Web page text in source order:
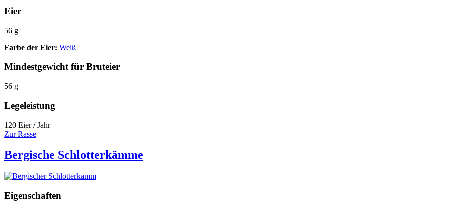
Eier
56 g
Farbe der Eier: Weiß
Mindestgewicht für Bruteier
56 g
Legeleistung
120 Eier / Jahr
Zur Rasse
Bergische Schlotterkämme
Eigenschaften